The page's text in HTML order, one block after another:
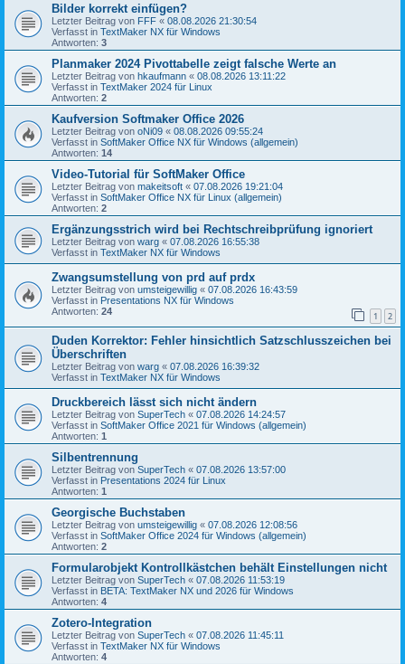
Bilder korrekt einfügen?
Letzter Beitrag von FFF « 08.08.2026 21:30:54
Verfasst in TextMaker NX für Windows
Antworten: 3
Planmaker 2024 Pivottabelle zeigt falsche Werte an
Letzter Beitrag von hkaufmann « 08.08.2026 13:11:22
Verfasst in TextMaker 2024 für Linux
Antworten: 2
Kaufversion Softmaker Office 2026
Letzter Beitrag von oNi09 « 08.08.2026 09:55:24
Verfasst in SoftMaker Office NX für Windows (allgemein)
Antworten: 14
Video-Tutorial für SoftMaker Office
Letzter Beitrag von makeitsoft « 07.08.2026 19:21:04
Verfasst in SoftMaker Office NX für Linux (allgemein)
Antworten: 2
Ergänzungsstrich wird bei Rechtschreibprüfung ignoriert
Letzter Beitrag von warg « 07.08.2026 16:55:38
Verfasst in TextMaker NX für Windows
Zwangsumstellung von prd auf prdx
Letzter Beitrag von umsteigewillig « 07.08.2026 16:43:59
Verfasst in Presentations NX für Windows
Antworten: 24 1 2
Duden Korrektor: Fehler hinsichtlich Satzschlusszeichen bei
Überschriften
Letzter Beitrag von warg « 07.08.2026 16:39:32
Verfasst in TextMaker NX für Windows
Druckbereich lässt sich nicht ändern
Letzter Beitrag von SuperTech « 07.08.2026 14:24:57
Verfasst in SoftMaker Office 2021 für Windows (allgemein)
Antworten: 1
Silbentrennung
Letzter Beitrag von SuperTech « 07.08.2026 13:57:00
Verfasst in Presentations 2024 für Linux
Antworten: 1
Georgische Buchstaben
Letzter Beitrag von umsteigewillig « 07.08.2026 12:08:56
Verfasst in SoftMaker Office 2024 für Windows (allgemein)
Antworten: 2
Formularobjekt Kontrollkästchen behält Einstellungen nicht
Letzter Beitrag von SuperTech « 07.08.2026 11:53:19
Verfasst in BETA: TextMaker NX und 2026 für Windows
Antworten: 4
Zotero-Integration
Letzter Beitrag von SuperTech « 07.08.2026 11:45:11
Verfasst in TextMaker NX für Windows
Antworten: 4